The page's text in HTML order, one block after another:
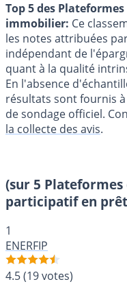
Top 5 des
immobilier: Ce
les notes attribuées
indépendant de
quant à la qualité
En l'absence
résultats sont fournis
de sondage officiel.
la collecte des avis.
(sur 5
participatif en
1
ENERFIP
4.5(19 votes)